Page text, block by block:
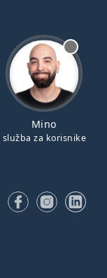
Mino
služba za korisnike
Facebooku